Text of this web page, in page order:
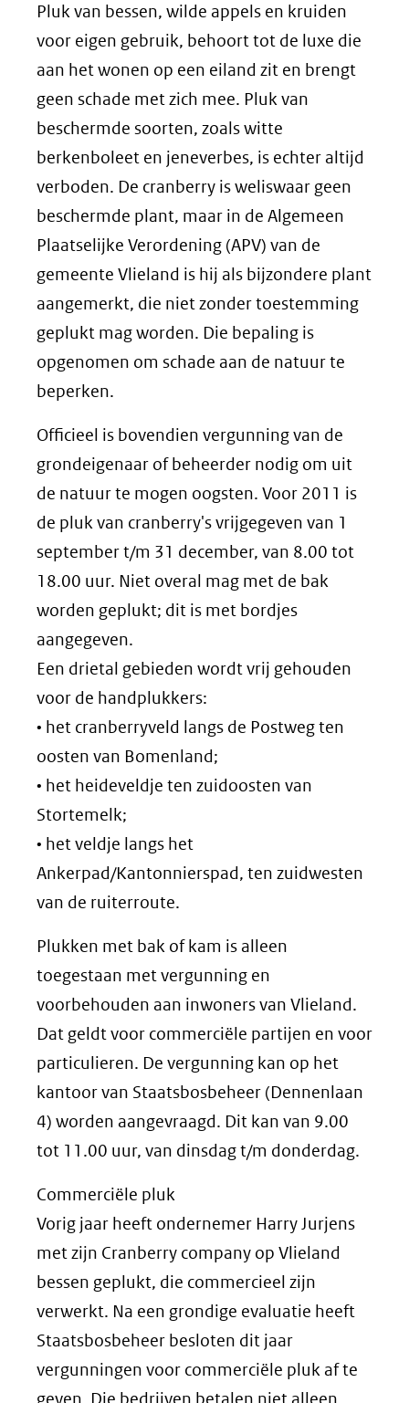
Pluk van bessen, wilde appels en kruiden
voor eigen gebruik, behoort tot de luxe die
aan het wonen op een eiland zit en brengt
geen schade met zich mee. Pluk van
beschermde soorten, zoals witte
berkenboleet en jeneverbes, is echter altijd
verboden. De cranberry is weliswaar geen
beschermde plant, maar in de Algemeen
Plaatselijke Verordening (APV) van de
gemeente Vlieland is hij als bijzondere plant
aangemerkt, die niet zonder toestemming
geplukt mag worden. Die bepaling is
opgenomen om schade aan de natuur te
beperken.
Officieel is bovendien vergunning van de
grondeigenaar of beheerder nodig om uit
de natuur te mogen oogsten. Voor 2011 is
de pluk van cranberry's vrijgegeven van 1
september t/m 31 december, van 8.00 tot
18.00 uur. Niet overal mag met de bak
worden geplukt; dit is met bordjes
aangegeven.
Een drietal gebieden wordt vrij gehouden
voor de handplukkers:
• het cranberryveld langs de Postweg ten
oosten van Bomenland;
• het heideveldje ten zuidoosten van
Stortemelk;
• het veldje langs het
Ankerpad/Kantonnierspad, ten zuidwesten
van de ruiterroute.
Plukken met bak of kam is alleen
toegestaan met vergunning en
voorbehouden aan inwoners van Vlieland.
Dat geldt voor commerciële partijen en voor
particulieren. De vergunning kan op het
kantoor van Staatsbosbeheer (Dennenlaan
4) worden aangevraagd. Dit kan van 9.00
tot 11.00 uur, van dinsdag t/m donderdag.
Commerciële pluk
Vorig jaar heeft ondernemer Harry Jurjens
met zijn Cranberry company op Vlieland
bessen geplukt, die commercieel zijn
verwerkt. Na een grondige evaluatie heeft
Staatsbosbeheer besloten dit jaar
vergunningen voor commerciële pluk af te